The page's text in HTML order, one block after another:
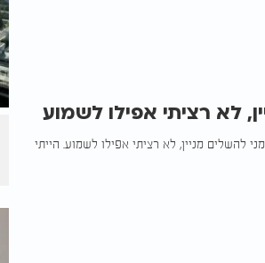
לא רציתי אפילו לשמוע
להשלים מניין, לא רציתי אפילו לשמוע. הייתי